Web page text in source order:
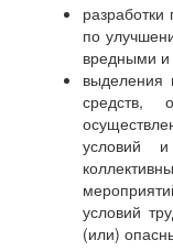
по
вредными
выделения
средств,
условий
условий
(или)